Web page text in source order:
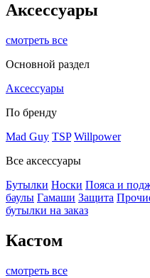
Аксессуары
смотреть все
Основной раздел
Аксессуары
По бренду
Mad Guy TSP Willpower
Все аксессуары
Бутылки Носки Пояса и
баулы Гамаши Защита
бутылки на заказ
Кастом
смотреть все